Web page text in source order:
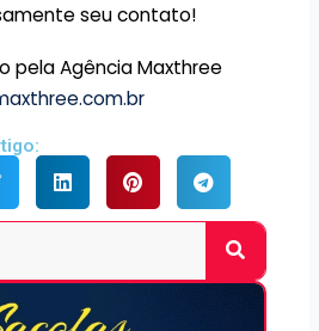
seu contato!
pela Agência Maxthree